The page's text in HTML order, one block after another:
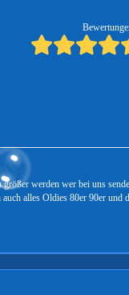
werden wer bei uns
alles Oldies 80er 90er und